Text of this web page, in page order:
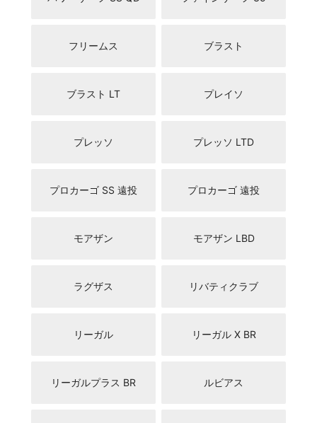
フリームス ブラスト
ブラスト LT プレイソ
プレッソ プレッソ LTD
プロカーゴ SS 遠投 プロカーゴ 遠投
モアザン モアザン LBD
ラグザス リバティクラブ
リーガル リーガル X BR
リーガルプラス BR ルビアス